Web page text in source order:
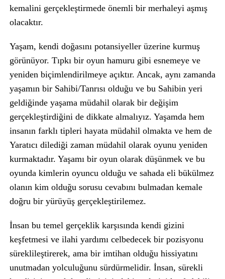
kemalini gerçekleştirmede önemli bir merhaleyi aşmış
olacaktır.
Yaşam, kendi doğasını potansiyeller üzerine kurmuş
görünüyor. Tıpkı bir oyun hamuru gibi esnemeye ve
yeniden biçimlendirilmeye açıktır. Ancak, aynı zamanda
yaşamın bir Sahibi/Tanrısı olduğu ve bu Sahibin yeri
geldiğinde yaşama müdahil olarak bir değişim
gerçekleştirdiğini de dikkate almalıyız. Yaşamda hem
insanın farklı tipleri hayata müdahil olmakta ve hem de
Yaratıcı dilediği zaman müdahil olarak oyunu yeniden
kurmaktadır. Yaşamı bir oyun olarak düşünmek ve bu
oyunda kimlerin oyuncu olduğu ve sahada eli bükülmez
olanın kim olduğu sorusu cevabını bulmadan kemale
doğru bir yürüyüş gerçekleştirilemez.
İnsan bu temel gerçeklik karşısında kendi gizini
keşfetmesi ve ilahi yardımı celbedecek bir pozisyonu
süreklileştirerek, ama bir imtihan olduğu hissiyatını
unutmadan yolculuğunu sürdürmelidir. İnsan, sürekli